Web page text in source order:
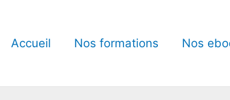
Accueil Nos formations Nos